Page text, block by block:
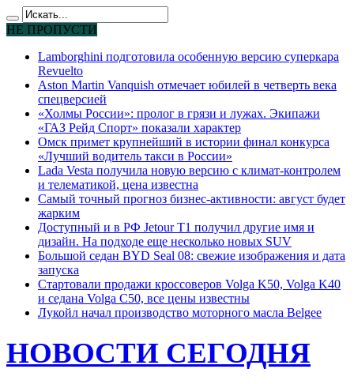
НЕ ПРОПУСТИ
Lamborghini подготовила особенную версию суперкара
Revuelto
Aston Martin Vanquish отмечает юбилей в четверть века
спецверсией
«Холмы России»: пролог в грязи и лужах. Экипажи
«ГАЗ Рейд Спорт» показали характер
Омск примет крупнейший в истории финал конкурса
«Лучший водитель такси в России»
Lada Vesta получила новую версию с климат-контролем
и телематикой, цена известна
Самый точный прогноз бизнес-активности: август будет
жарким
Доступный и в РФ Jetour T1 получил другие имя и
дизайн. На подходе еще несколько новых SUV
Большой седан BYD Seal 08: свежие изображения и дата
запуска
Стартовали продажи кроссоверов Volga K50, Volga K40
и седана Volga C50, все цены известны
Лукойл начал производство моторного масла Belgee
НОВОСТИ СЕГОДНЯ